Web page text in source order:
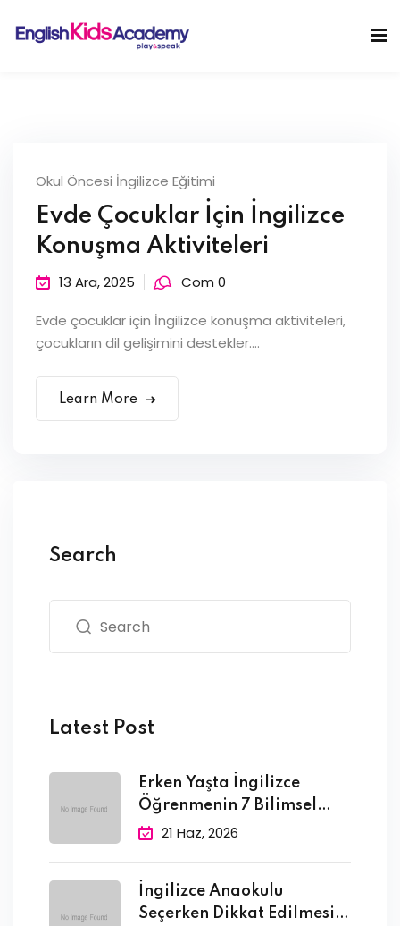
Okul Öncesi İngilizce Eğitimi
Evde Çocuklar İçin İngilizce
Konuşma Aktiviteleri
13 Ara, 2025 Com 0
Evde çocuklar için İngilizce konuşma aktiviteleri,
çocukların dil gelişimini destekler....
Learn More
Search
Latest Post
Erken Yaşta İngilizce
Öğrenmenin 7 Bilimsel
Faydası
21 Haz, 2026
İngilizce Anaokulu
Seçerken Dikkat Edilmesi
Sign in
Remember me